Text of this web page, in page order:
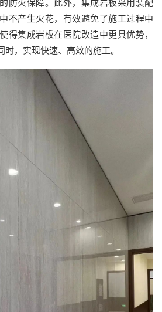
防火保障。此外，集成岩板采用装配
不产生火花，有效避免了施工过程中
得集成岩板在医院改造中更具优势，
，实现快速、高效的施工。